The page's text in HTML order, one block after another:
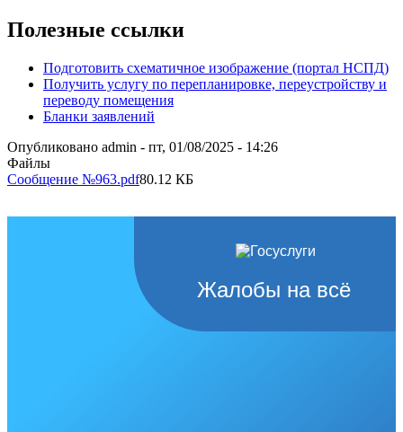
Полезные ссылки
Подготовить схематичное изображение (портал НСПД)
Получить услугу по перепланировке, переустройству и
переводу помещения
Бланки заявлений
Опубликовано admin - пт, 01/08/2025 - 14:26
Файлы
Сообщение №963.pdf80.12 КБ
Жалобы на всё